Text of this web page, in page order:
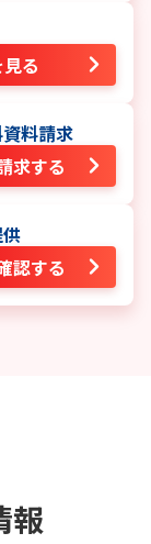
る
料請求
求する
認する
報